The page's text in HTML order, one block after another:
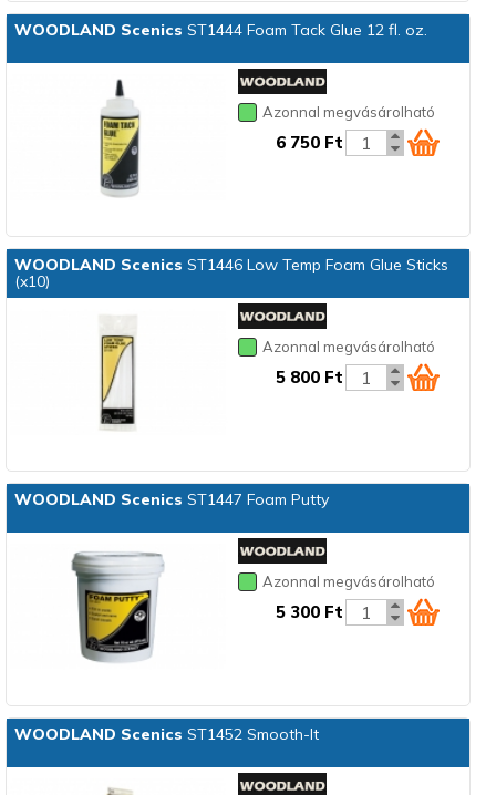
WOODLAND Scenics ST1444 Foam Tack Glue 12 fl. oz.
Azonnal megvásárolható
6 750 Ft
WOODLAND Scenics ST1446 Low Temp Foam Glue Sticks
(x10)
Azonnal megvásárolható
5 800 Ft
WOODLAND Scenics ST1447 Foam Putty
Azonnal megvásárolható
5 300 Ft
WOODLAND Scenics ST1452 Smooth-It